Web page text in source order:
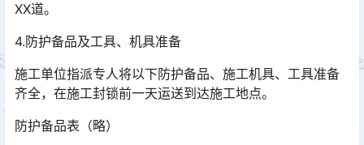
XX道。
4.防护备品及工具、机具准备
施工单位指派专人将以下防护备品、施工机具、工具准备
齐全，在施工封锁前一天运送到达施工地点。
防护备品表（略）